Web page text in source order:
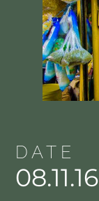
DATE
08.11.16